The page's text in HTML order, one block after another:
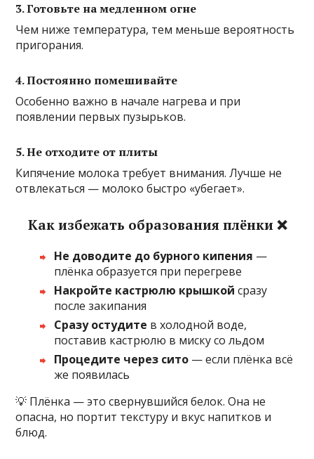
3. Готовьте на медленном огне
Чем ниже температура, тем меньше вероятность
пригорания.
4. Постоянно помешивайте
Особенно важно в начале нагрева и при
появлении первых пузырьков.
5. Не отходите от плиты
Кипячение молока требует внимания. Лучше не
отвлекаться — молоко быстро «убегает».
Как избежать образования плёнки ❌
Не доводите до бурного кипения —
плёнка образуется при перегреве
Накройте кастрюлю крышкой сразу
после закипания
Сразу остудите в холодной воде,
поставив кастрюлю в миску со льдом
Процедите через сито — если плёнка всё
же появилась
💡 Плёнка — это свернувшийся белок. Она не
опасна, но портит текстуру и вкус напитков и
блюд.